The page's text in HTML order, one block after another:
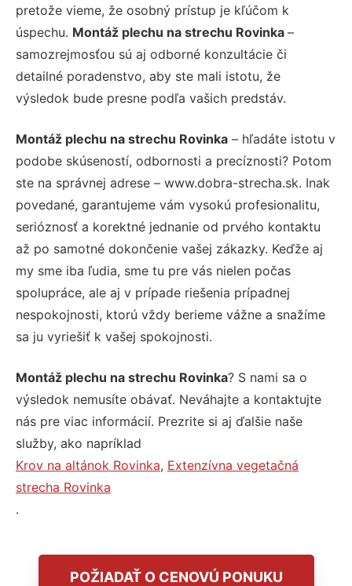
pretože vieme, že osobný prístup je kľúčom k
úspechu. Montáž plechu na strechu Rovinka –
samozrejmosťou sú aj odborné konzultácie či
detailné poradenstvo, aby ste mali istotu, že
výsledok bude presne podľa vašich predstáv.
Montáž plechu na strechu Rovinka – hľadáte istotu v
podobe skúseností, odbornosti a precíznosti? Potom
ste na správnej adrese – www.dobra-strecha.sk. Inak
povedané, garantujeme vám vysokú profesionalitu,
serióznosť a korektné jednanie od prvého kontaktu
až po samotné dokončenie vašej zákazky. Keďže aj
my sme iba ľudia, sme tu pre vás nielen počas
spolupráce, ale aj v prípade riešenia prípadnej
nespokojnosti, ktorú vždy berieme vážne a snažíme
sa ju vyriešiť k vašej spokojnosti.
Montáž plechu na strechu Rovinka? S nami sa o
výsledok nemusíte obávať. Neváhajte a kontaktujte
nás pre viac informácií. Prezrite si aj ďalšie naše
služby, ako napríklad
Krov na altánok Rovinka, Extenzívna vegetačná
strecha Rovinka
.
POŽIADAŤ O CENOVÚ PONUKU